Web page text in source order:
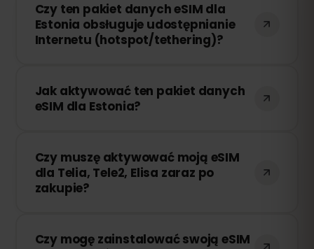
dowolnym momencie bez konieczności
ponownej instalacji eSIM. Wystarczy
zalogować się na swoje konto i wybrać
Czy ten pakiet danych eSIM dla
Estonia obsługuje udostępnianie
Internetu (hotspot/tethering)?
połączenie internetowe innym
urządzeniom za pomocą hotspotu lub
lokalnego operatora sieci.
Jak aktywować ten pakiet danych
eSIM dla Estonia?
z kodem QR. Wystarczy zeskanować go
w ustawieniach eSIM swojego
urządzenia, aby rozpocząć korzystanie –
Czy muszę aktywować moją eSIM
dla Telia, Tele2, Elisa zaraz po
zakupie?
dowolnym momencie. Okres ważności
Czy mogę zainstalować swoją eSIM